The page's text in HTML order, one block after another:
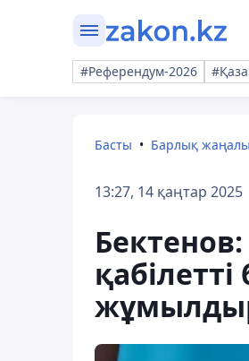
#Референдум-2026
Басты Барлық
13:27, 14 қаңтар 2025